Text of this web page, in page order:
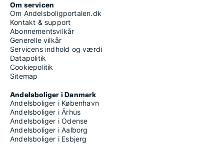
Om servicen
Om Andelsboligportalen.dk
Kontakt & support
Abonnementsvilkår
Generelle vilkår
Servicens indhold og værdi
Datapolitik
Cookiepolitik
Sitemap
Andelsboliger i Danmark
Andelsboliger i København
Andelsboliger i Århus
Andelsboliger i Odense
Andelsboliger i Aalborg
Andelsboliger i Esbjerg